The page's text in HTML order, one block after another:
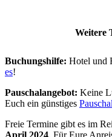
Weitere
Buchungshilfe: Hotel und
es!
Pauschalangebot: Keine
Euch ein günstiges
Freie Termine gibt es im
April 2024. Für Eure